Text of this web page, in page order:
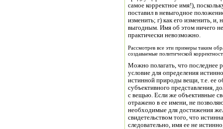
самое корректное имя!),
поставил в невыгодное
изменить; г) как его изменить,
выгодным. Имя об этом ничего
практически невозможно.
Рассмотрев все эти примеры таким
создаваемые политической
Можно полагать, что последнее
условие для определения
истинной природы вещи, т.е. ее
субъективного представления,
с вещью. Если же объективные
отражено в ее имени, не
необходимые для достижения
свидетельством того, что
следовательно, имя ее не